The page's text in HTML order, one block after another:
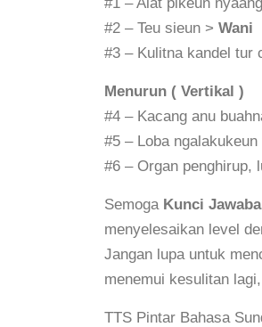
#2 – Teu sieun > Wani
#3 – Kulitna kandel tur
Menurun ( Vertikal )
#4 – Kacang anu
#5 – Loba
#6 – Organ penghirup,
Semoga Kunci
menyelesaikan level
Jangan lupa untuk
menemui kesulitan
TTS Pintar Bahasa